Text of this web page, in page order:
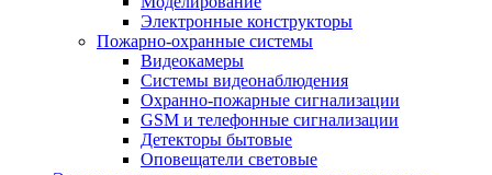
Электронные конструкторы
Пожарно-охранные системы
Видеокамеры
Системы видеонаблюдения
Охранно-пожарные сигнализации
GSM и телефонные сигнализации
Детекторы бытовые
Оповещатели световые